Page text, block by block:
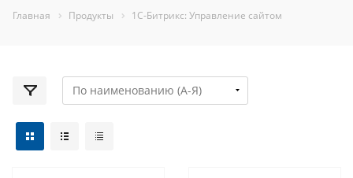
Главная Продукты 1С-Битрикс: Управление сайтом